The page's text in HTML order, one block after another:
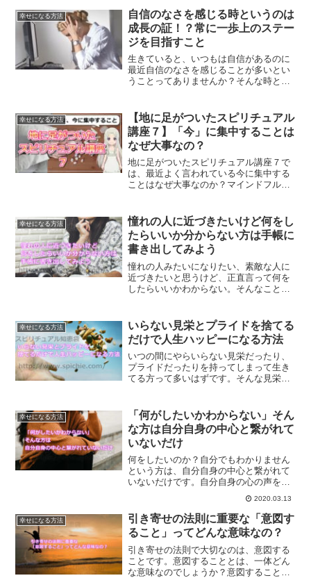
ッピーになる方法をご紹介します。
幸せになる方法
自信のなさを感じる時というのは
成長の証！？常に一歩上のステー
ジを目指すこと
生きていると、いつもは自信があるのに
最近自信のなさを感じることが多いとい
うことってありませんか？そんな時とい
を解消するためのとっておきの方法をご
紹介します。
幸せになる方法
【地に足がついたスピリチュアル
講座７】「今」に集中することは
なぜ大事なの？
地に足がついたスピリチュアル講座７で
は、最近よく言われている今に集中する
ことはなぜ大事なのか？マインドフルネ
幸せになる方法
憧れの人に近づきたいけど何をし
たらいいか分からない方は手帳に
書き出してみよう
憧れの人みたいになりたい、素敵な人に
近づきたいと思うけど、正直言って何を
したらいいかわからない。そんなことっ
してみることです。憧れの人に近づく方
法です。
幸せになる方法
いらない見栄とプライドを捨てる
だけで人生ハッピーになる方法
いつの間にやらいらない見栄だったり、
プライドだったりを持ってしまって生き
てる方って多いはずです。そんな見栄や
プライドを捨てて人生幸せになる方法で
す。
幸せになる方法
「何がしたいかわからない」そん
な方は自分自身の中心と繋がれて
いないだけ
何をしたいのか？自分でもわかりません
という方は、自分自身の中心と繋がれて
いないだけです。自分自身の心の声を聴
けるようになっていく事で、何がしたい
のか？わかるようになります。今やりた
いことに集中することで、素敵な未来を
作っていきませんか？
2020.03.13
幸せになる方法
引き寄せの法則に重要な「意図す
ること」ってどんな意味なの？
引き寄せの法則で大切なのは、意図する
ことです。意図することとは、一体どん
な意味なのでしょうか？意図することの